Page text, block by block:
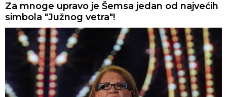
Za mnoge upravo je Šemsa jedan od najvećih
simbola "Južnog vetra"!